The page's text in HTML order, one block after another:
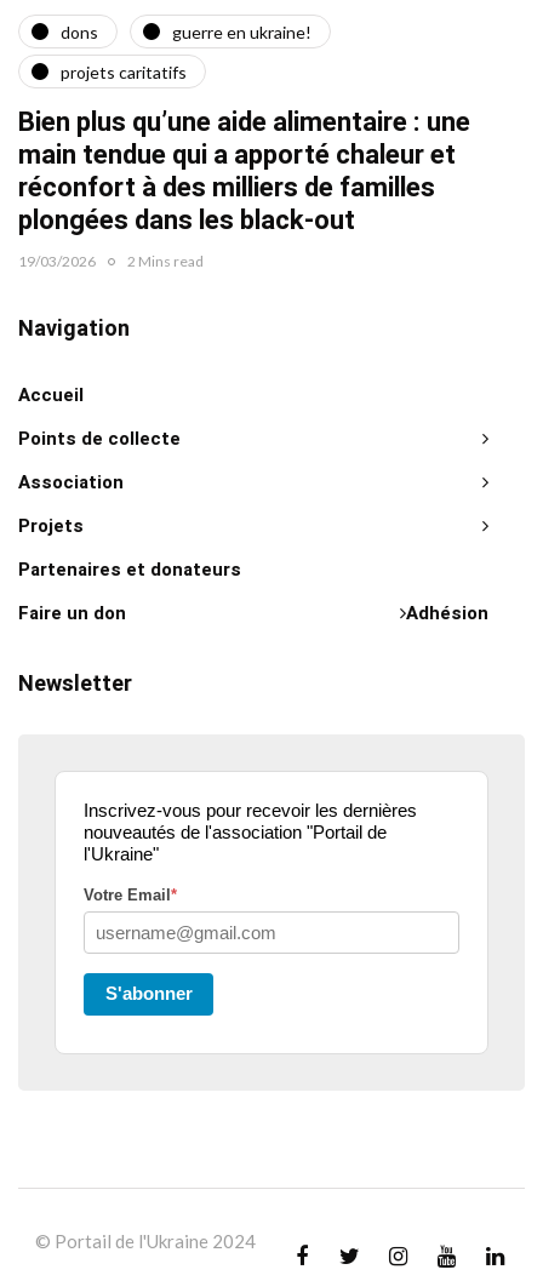
dons
guerre en ukraine!
projets caritatifs
Bien plus qu’une aide alimentaire : une
main tendue qui a apporté chaleur et
réconfort à des milliers de familles
plongées dans les black-out
19/03/2026 2 Mins read
Navigation
Accueil
Points de collecte
Association
Projets
Partenaires et donateurs
Adhésion
Faire un don
Newsletter
Inscrivez-vous pour recevoir les dernières
nouveautés de l'association "Portail de
l'Ukraine"
Votre Email *
S'abonner
© Portail de l'Ukraine 2024